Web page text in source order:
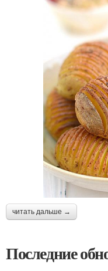
читать дальше →
Последние